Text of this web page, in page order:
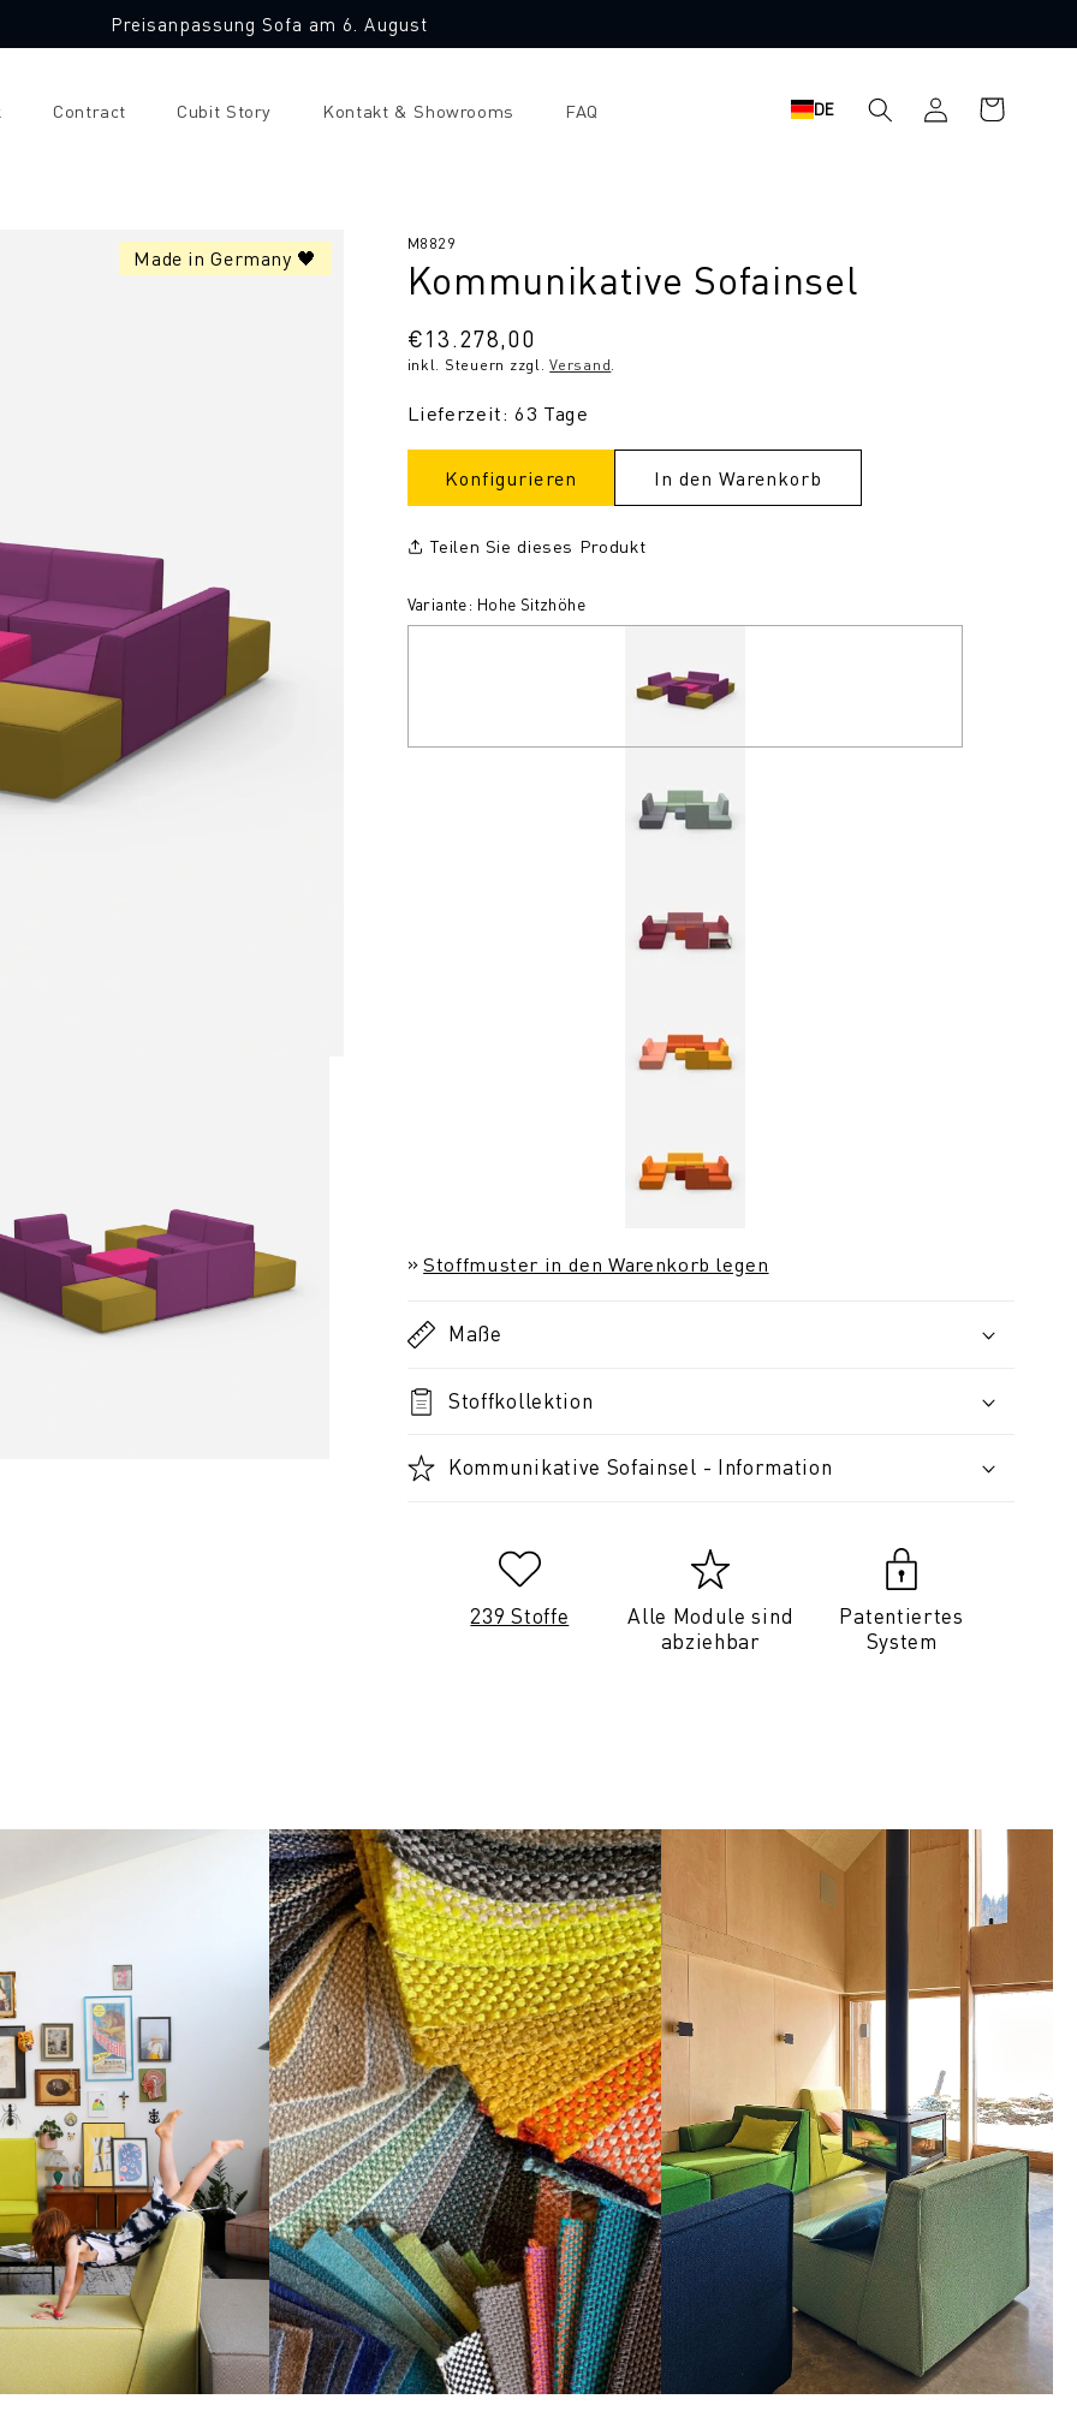
Preisanpassung Sofa am 6. August
Contract Cubit Story Kontakt & Showrooms FAQ DE EinloggenWarenkorb
Made in Germany 🖤
SKU:
M8829
Kommunikative Sofainsel
Normaler
Preis
€13.278,00
inkl. Steuern zzgl.Versand.
Lieferzeit: 63 Tage
Konfigurieren In den Warenkorb
Teilen Sie dieses Produkt
Variante: Hohe Sitzhöhe
Stoffmuster in den Warenkorb legen
Maße
Stoffkollektion
Kommunikative Sofainsel - Information
239 Stoffe
Alle Module sind
abziehbar
Patentiertes
System